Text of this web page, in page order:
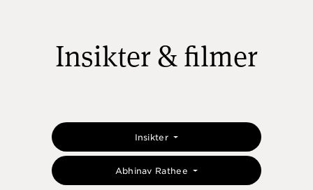
Insikter & filmer
Insikter
Abhinav Rathee